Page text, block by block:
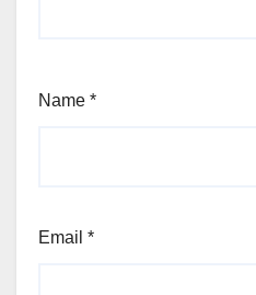
Name *
Email *